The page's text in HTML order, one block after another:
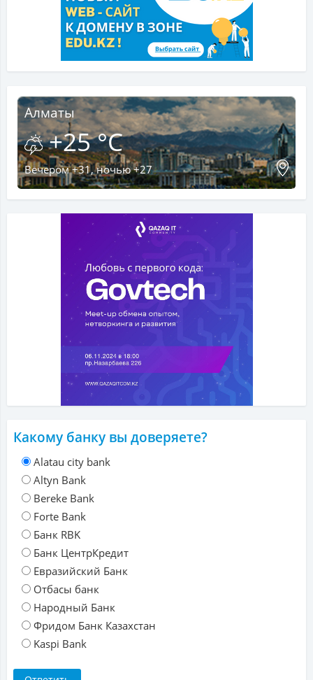
Алматы
+25 °C
Вечером +31, ночью +27
Какому банку вы доверяете?
Alatau city bank
Altyn Bank
Bereke Bank
Forte Bank
Банк RBK
Банк ЦентрКредит
Евразийский Банк
Отбасы банк
Народный Банк
Фридом Банк Казахстан
Kaspi Bank